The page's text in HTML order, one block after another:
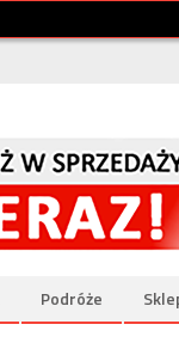
Podróże